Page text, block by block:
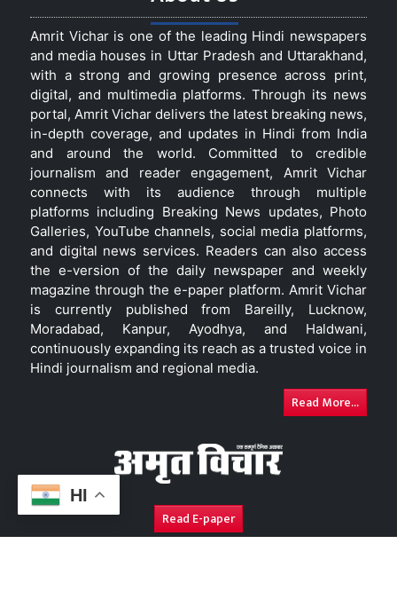
HI
Amrit Vichar is one of the leading Hindi newspapers
and media houses in Uttar Pradesh and Uttarakhand,
with a strong and growing presence across print,
digital, and multimedia platforms. Through its news
portal, Amrit Vichar delivers the latest breaking news,
in-depth coverage, and updates in Hindi from India
and around the world. Committed to credible
journalism and reader engagement, Amrit Vichar
connects with its audience through multiple
platforms including Breaking News updates, Photo
Galleries, YouTube channels, social media platforms,
and digital news services. Readers can also access
the e-version of the daily newspaper and weekly
magazine through the e-paper platform. Amrit Vichar
is currently published from Bareilly, Lucknow,
Moradabad, Kanpur, Ayodhya, and Haldwani,
continuously expanding its reach as a trusted voice in
Hindi journalism and regional media.
Read More...
Read E-paper